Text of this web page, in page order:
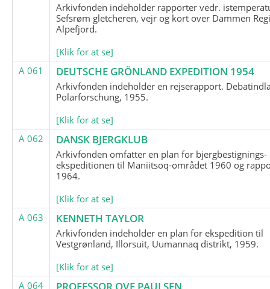
Arkivfonden indeholder rapporter vedr.
Sefsrøm gletcheren, vejr og kort over Dammen
Alpefjord.
[Klik for at se]
A 061
DEUTSCHE GRÖNLAND EXPEDITION 1954
Arkivfonden indeholder en rejserapport.
Polarforschung, 1955.
[Klik for at se]
A 062
DANSK BJERGKLUB
Arkivfonden omfatter en plan for bjergbestignings-
ekspeditionen til Maniitsoq-området 1960 og
1964.
[Klik for at se]
A 063
KENNETH TAYLOR
Arkivfonden indeholder en plan for ekspedition til
Vestgrønland, Illorsuit, Uumannaq distrikt, 1959.
[Klik for at se]
A 064
PROFESSOR OVE PAULSEN